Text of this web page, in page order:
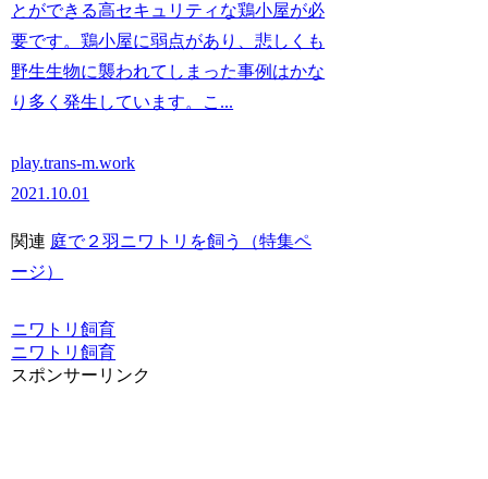
とができる高セキュリティな鶏小屋が必
要です。鶏小屋に弱点があり、悲しくも
野生生物に襲われてしまった事例はかな
り多く発生しています。こ...
play.trans-m.work
2021.10.01
関連 庭で２羽ニワトリを飼う（特集ペ
ージ）
ニワトリ飼育
ニワトリ飼育
スポンサーリンク